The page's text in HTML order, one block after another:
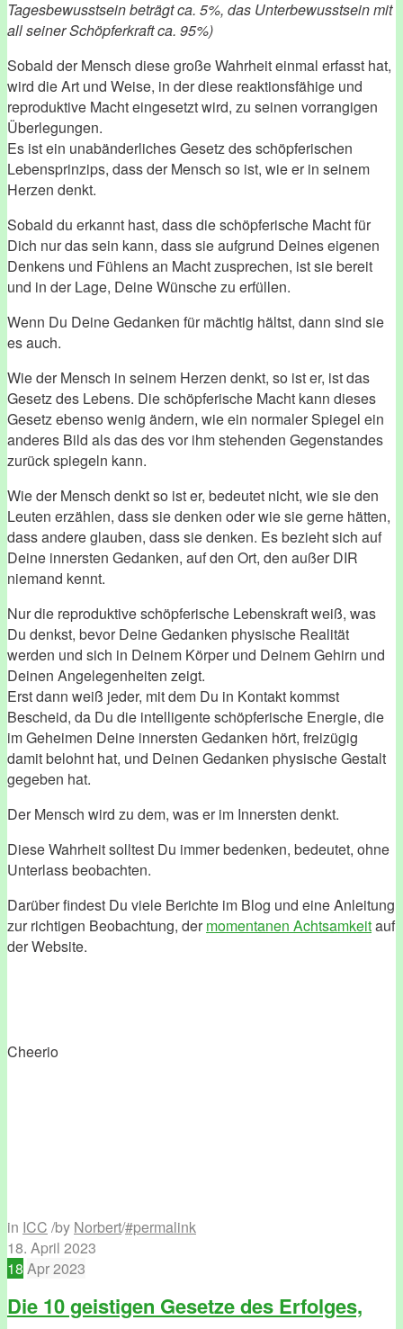
Tagesbewusstsein beträgt ca. 5%, das Unterbewusstsein mit
all seiner Schöpferkraft ca. 95%)
Sobald der Mensch diese große Wahrheit einmal erfasst hat,
wird die Art und Weise, in der diese reaktionsfähige und
reproduktive Macht eingesetzt wird, zu seinen vorrangigen
Überlegungen.
Es ist ein unabänderliches Gesetz des schöpferischen
Lebensprinzips, dass der Mensch so ist, wie er in seinem
Herzen denkt.
Sobald du erkannt hast, dass die schöpferische Macht für
Dich nur das sein kann, dass sie aufgrund Deines eigenen
Denkens und Fühlens an Macht zusprechen, ist sie bereit
und in der Lage, Deine Wünsche zu erfüllen.
Wenn Du Deine Gedanken für mächtig hältst, dann sind sie
es auch.
Wie der Mensch in seinem Herzen denkt, so ist er, ist das
Gesetz des Lebens. Die schöpferische Macht kann dieses
Gesetz ebenso wenig ändern, wie ein normaler Spiegel ein
anderes Bild als das des vor ihm stehenden Gegenstandes
zurück spiegeln kann.
Wie der Mensch denkt so ist er, bedeutet nicht, wie sie den
Leuten erzählen, dass sie denken oder wie sie gerne hätten,
dass andere glauben, dass sie denken. Es bezieht sich auf
Deine innersten Gedanken, auf den Ort, den außer DIR
niemand kennt.
Nur die reproduktive schöpferische Lebenskraft weiß, was
Du denkst, bevor Deine Gedanken physische Realität
werden und sich in Deinem Körper und Deinem Gehirn und
Deinen Angelegenheiten zeigt.
Erst dann weiß jeder, mit dem Du in Kontakt kommst
Bescheid, da Du die intelligente schöpferische Energie, die
im Geheimen Deine innersten Gedanken hört, freizügig
damit belohnt hat, und Deinen Gedanken physische Gestalt
gegeben hat.
Der Mensch wird zu dem, was er im Innersten denkt.
Diese Wahrheit solltest Du immer bedenken, bedeutet, ohne
Unterlass beobachten.
Darüber findest Du viele Berichte im Blog und eine Anleitung
zur richtigen Beobachtung, dermomentanen Achtsamkeitauf
der Website.
Cheerio
in ICC /by Norbert/#permalink
18. April 2023
18 Apr2023
Die 10 geistigen Gesetze des Erfolges,